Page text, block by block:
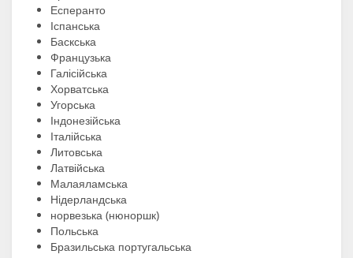
Есперанто
Іспанська
Баскська
Французька
Галісійська
Хорватська
Угорська
Індонезійська
Італійська
Литовська
Латвійська
Малаяламська
Нідерландська
норвезька (нюноршк)
Польська
Бразильська португальська